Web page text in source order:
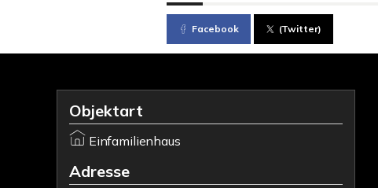
Facebook (Twitter)
Objektart
Einfamilienhaus
Adresse